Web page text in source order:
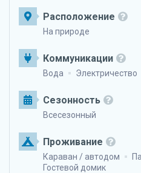
Расположение
На природе
Коммуникации
Вода Электричество
Сезонность
Всесезонный
Проживание
Караван / автодом
Гостевой домик